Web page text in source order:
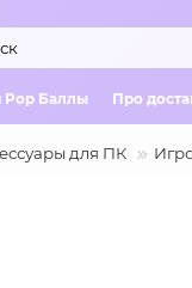
Pop Баллы Про
для ПК